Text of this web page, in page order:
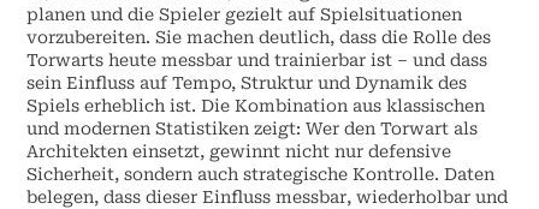
planen und die Spieler gezielt auf Spielsituationen
vorzubereiten. Sie machen deutlich, dass die Rolle des
Torwarts heute messbar und trainierbar ist – und dass
sein Einfluss auf Tempo, Struktur und Dynamik des
Spiels erheblich ist. Die Kombination aus klassischen
und modernen Statistiken zeigt: Wer den Torwart als
Architekten einsetzt, gewinnt nicht nur defensive
Sicherheit, sondern auch strategische Kontrolle. Daten
belegen, dass dieser Einfluss messbar, wiederholbar und